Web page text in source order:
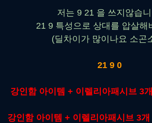
저는 9 21 을 쓰지않습
21 9 특성으로 상대를 압살해
(딜차이가 많이나요 소곤
21 9 0
강인함 아이템 + 이렐리아패시브 3
강인함 아이템 + 이렐리아패시브 3